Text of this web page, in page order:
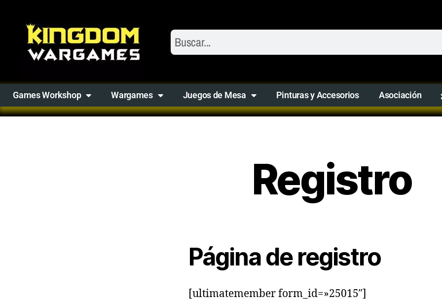
Games Workshop Wargames Juegos de Mesa Pinturas y Accesorios Asociación
Registro
Página de registro
[ultimatemember form_id=»25015″]